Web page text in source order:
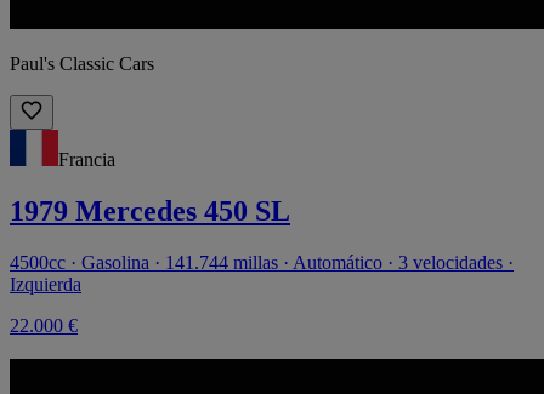
Paul's Classic Cars
Francia
1979 Mercedes 450 SL
4500cc · Gasolina · 141.744 millas · Automático · 3 velocidades ·
Izquierda
22.000 €